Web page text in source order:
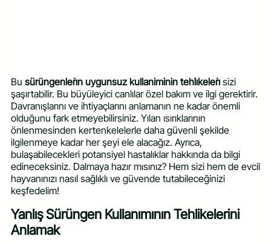
Bu sürüngenleri̇n uygunsuz kullaniminin tehli̇keleri̇ sizi
şaşırtabilir. Bu büyüleyici canlılar özel bakım ve ilgi gerektirir.
Davranışlarını ve ihtiyaçlarını anlamanın ne kadar önemli
olduğunu fark etmeyebilirsiniz. Yılan ısırıklarının
önlenmesinden kertenkelelerle daha güvenli şekilde
ilgilenmeye kadar her şeyi ele alacağız. Ayrıca,
bulaşabilecekleri potansiyel hastalıklar hakkında da bilgi
edineceksiniz. Dalmaya hazır mısınız? Hem sizi hem de evcil
hayvanınızı nasıl sağlıklı ve güvende tutabileceğinizi
keşfedelim!
Yanlış Sürüngen Kullanımının Tehlikelerini
Anlamak